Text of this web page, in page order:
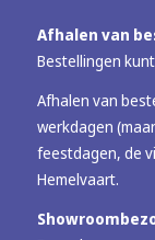
Afhalen van
Bestellingen
Afhalen van
werkdagen
feestdagen, de
Hemelvaart.